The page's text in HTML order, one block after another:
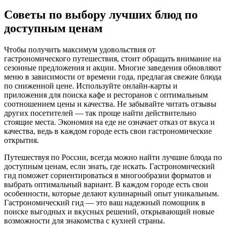
Советы по выбору лучших блюд по
доступным ценам
Чтобы получить максимум удовольствия от
гастрономического путешествия, стоит обращать внимание на
сезонные предложения и акции. Многие заведения обновляют
меню в зависимости от времени года, предлагая свежие блюда
по сниженной цене. Используйте онлайн-карты и
приложения для поиска кафе и ресторанов с оптимальным
соотношением цены и качества. Не забывайте читать отзывы
других посетителей — так проще найти действительно
стоящие места. Экономия на еде не означает отказ от вкуса и
качества, ведь в каждом городе есть свои гастрономические
открытия.
Путешествуя по России, всегда можно найти лучшие блюда по
доступным ценам, если знать, где искать. Гастрономический
гид поможет сориентироваться в многообразии форматов и
выбрать оптимальный вариант. В каждом городе есть свои
особенности, которые делают кулинарный опыт уникальным.
Гастрономический гид — это ваш надежный помощник в
поиске выгодных и вкусных решений, открывающий новые
возможности для знакомства с кухней страны.